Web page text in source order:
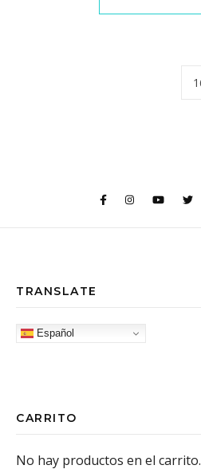
TRANSLATE
Español
CARRITO
No hay productos en el carrito.